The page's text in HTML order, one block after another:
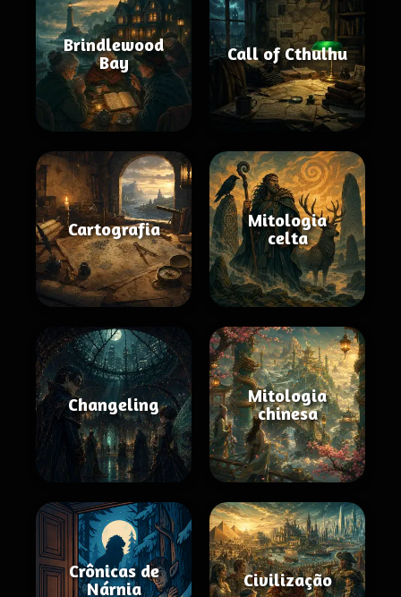
Brindlewood
Bay
Call of Cthulhu
Cartografia
Mitologia
celta
Changeling
Mitologia
chinesa
Crônicas de
Nárnia
Civilização